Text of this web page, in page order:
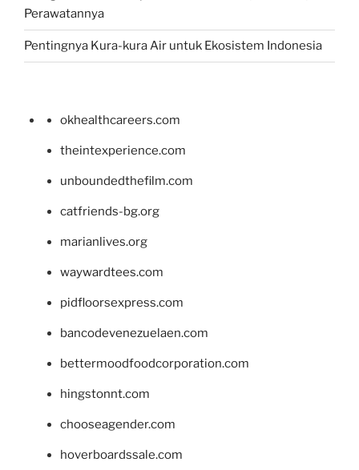
Perawatannya
Pentingnya Kura-kura Air untuk Ekosistem Indonesia
okhealthcareers.com
theintexperience.com
unboundedthefilm.com
catfriends-bg.org
marianlives.org
waywardtees.com
pidfloorsexpress.com
bancodevenezuelaen.com
bettermoodfoodcorporation.com
hingstonnt.com
chooseagender.com
hoverboardssale.com